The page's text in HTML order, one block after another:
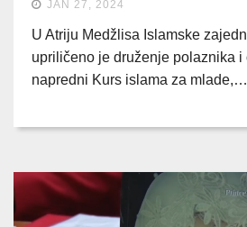
JAN 27, 2024
U Atriju Medžlisa Islamske
upriličeno je druženje polaznika
napredni Kurs islama za mlade,…